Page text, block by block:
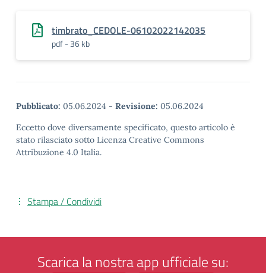
timbrato_CEDOLE-06102022142035
pdf - 36 kb
Pubblicato: 05.06.2024 - Revisione: 05.06.2024
Eccetto dove diversamente specificato, questo articolo è
stato rilasciato sotto Licenza Creative Commons
Attribuzione 4.0 Italia.
Stampa / Condividi
Scarica la nostra app ufficiale su: